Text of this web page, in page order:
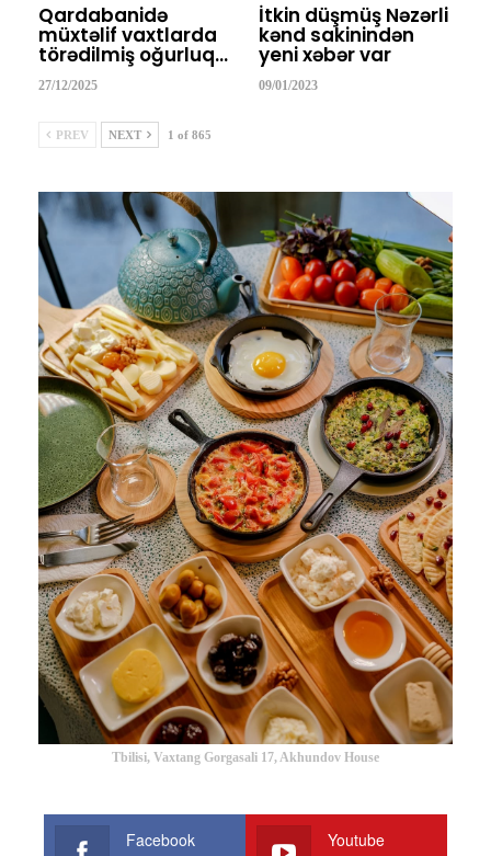
Qardabanidə
müxtəlif vaxtlarda
törədilmiş oğurluq…
27/12/2025
İtkin düşmüş Nəzərli
kənd sakinindən
yeni xəbər var
09/01/2023
PREV NEXT 1 of 865
Tbilisi, Vaxtang Gorgasali 17, Akhundov House
Facebook Youtube